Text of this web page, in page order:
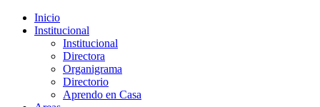
Inicio
Institucional
Institucional
Directora
Organigrama
Directorio
Aprendo en Casa